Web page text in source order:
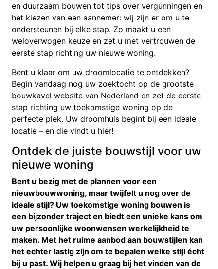
en duurzaam bouwen tot tips over vergunningen en
het kiezen van een aannemer: wij zijn er om u te
ondersteunen bij elke stap. Zo maakt u een
weloverwogen keuze en zet u met vertrouwen de
eerste stap richting uw nieuwe woning.
Bent u klaar om uw droomlocatie te ontdekken?
Begin vandaag nog uw zoektocht op de grootste
bouwkavel website van Nederland en zet de eerste
stap richting uw toekomstige woning op de
perfecte plek. Uw droomhuis begint bij een ideale
locatie – en die vindt u hier!
Ontdek de juiste bouwstijl voor uw
nieuwe woning
Bent u bezig met de plannen voor een
nieuwbouwwoning, maar twijfelt u nog over de
ideale stijl? Uw toekomstige woning bouwen is
een bijzonder traject en biedt een unieke kans om
uw persoonlijke woonwensen werkelijkheid te
maken. Met het ruime aanbod aan bouwstijlen kan
het echter lastig zijn om te bepalen welke stijl écht
bij u past. Wij helpen u graag bij het vinden van de